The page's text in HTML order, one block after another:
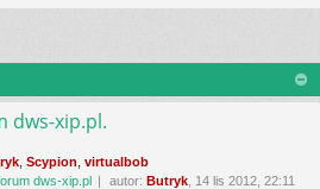
si
ę
tru
ja
dws-xip.pl.
Scypion virtualbob
dws-xip.pl autor: Butryk , 14 lis 2012, 22:11